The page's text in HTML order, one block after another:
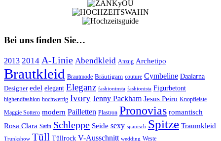
Bei uns finden Sie…
2013 2014 A-Linie Abendkleid Anzug Archetipo
Brautkleid Brautmode Bräutigam couture Cymbeline Daalarna
Designer edel elegant Eleganz fashioninsta fashionista Figurbetont
highendfashion hochwertig Ivory Jenny Packham Jesus Peiro Knopfleiste
Maggie Sottero modern Pailletten Plastron Pronovias romantisch
Rosa Clara Satin Schleppe Seide sexy spanisch Spitze Traumkleid
Trunkshow Tüll Tüllrock V-Ausschnitt wedding Weste